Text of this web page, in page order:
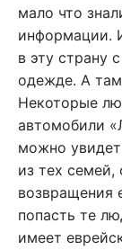
мало что
информации.
в эту страну
одежде. А там
Некоторые
автомобили
можно
из тех
возвращения
попасть те
имеет